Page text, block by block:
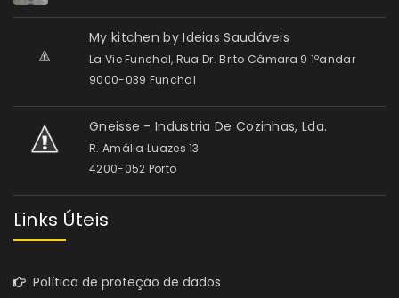
My kitchen by Ideias Saudáveis
La Vie Funchal, Rua Dr. Brito Câmara 9 1ºandar
9000-039 Funchal
Gneisse - Industria De Cozinhas, Lda.
R. Amália Luazes 13
4200-052 Porto
Links Úteis
Política de proteção de dados